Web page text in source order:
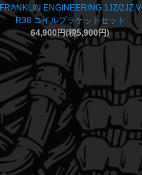
FRANKLIN ENGINEERING 1JZ/2JZ V
R38 コイルブラケットセット
64,900円(税5,900円)